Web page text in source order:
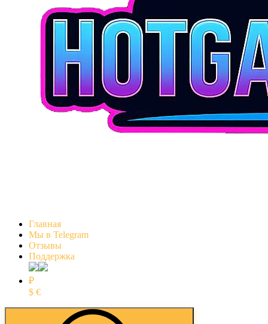
Главная
Мы в Telegram
Отзывы
Поддержка
₽
$ €